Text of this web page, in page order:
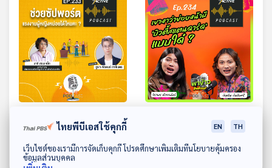
ดาวน์โหลด Thai PBS Podcast Application
แรงงานผู้หญิงหน่อยได้ไหม
คะ
The Active Podcast
บิวตี้สแตนดาร์ด แบบใด๋
The Active Podcast
ไทยพีบีเอสใช้คุกกี้ EN TH
เว็บไซต์ของเรามีการจัดเก็บคุกกี้ โปรดศึกษาเพิ่มเติมที่นโยบายคุ้มครอง
ข้อมูลส่วนบุคคล